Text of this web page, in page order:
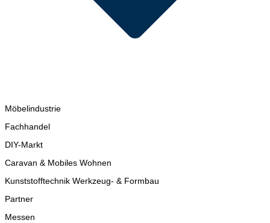
Möbelindustrie
Fachhandel
DIY-Markt
Caravan & Mobiles Wohnen
Kunststofftechnik Werkzeug- & Formbau
Partner
Messen